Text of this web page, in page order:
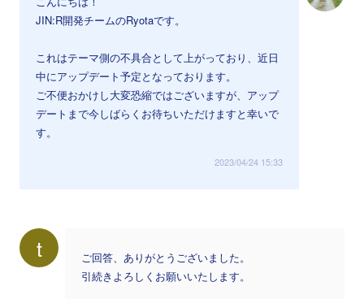
JIN:R開発チームのRyotaです。
これはテーマ側の不具合として上がっており、近日
中にアップデート予定となっております。
ご不便おかけし大変恐縮ではございますが、アップ
デートまで今しばらくお待ちいただけますと幸いで
す。
2023/04/24 15:33
t
ご回答、ありがとうございました。
引続きよろしくお願いいたします。